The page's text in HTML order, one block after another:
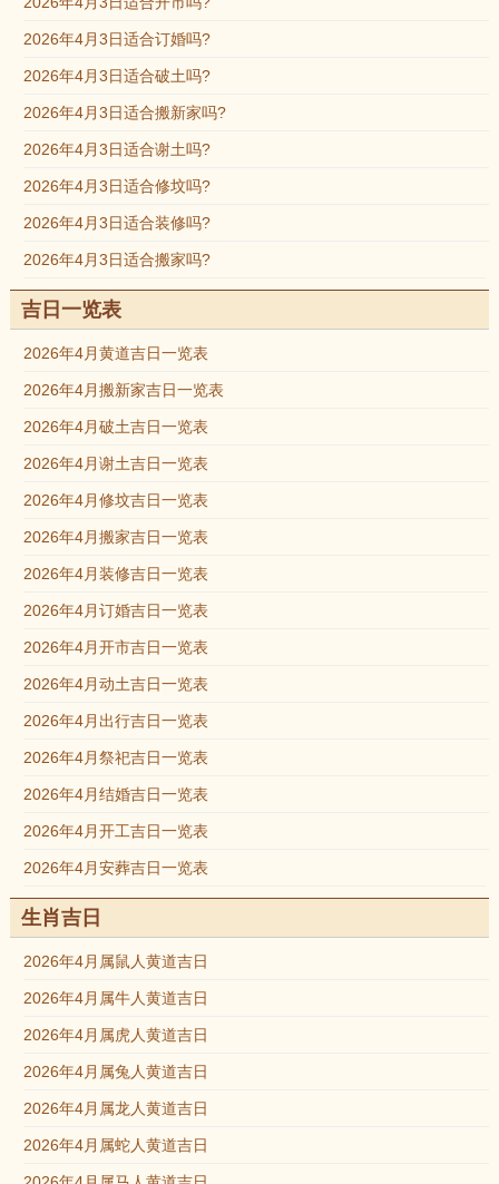
2026年4月3日适合订婚吗?
2026年4月3日适合破土吗?
2026年4月3日适合搬新家吗?
2026年4月3日适合谢土吗?
2026年4月3日适合修坟吗?
2026年4月3日适合装修吗?
2026年4月3日适合搬家吗?
吉日一览表
2026年4月黄道吉日一览表
2026年4月搬新家吉日一览表
2026年4月破土吉日一览表
2026年4月谢土吉日一览表
2026年4月修坟吉日一览表
2026年4月搬家吉日一览表
2026年4月装修吉日一览表
2026年4月订婚吉日一览表
2026年4月开市吉日一览表
2026年4月动土吉日一览表
2026年4月出行吉日一览表
2026年4月祭祀吉日一览表
2026年4月结婚吉日一览表
2026年4月开工吉日一览表
2026年4月安葬吉日一览表
生肖吉日
2026年4月属鼠人黄道吉日
2026年4月属牛人黄道吉日
2026年4月属虎人黄道吉日
2026年4月属兔人黄道吉日
2026年4月属龙人黄道吉日
2026年4月属蛇人黄道吉日